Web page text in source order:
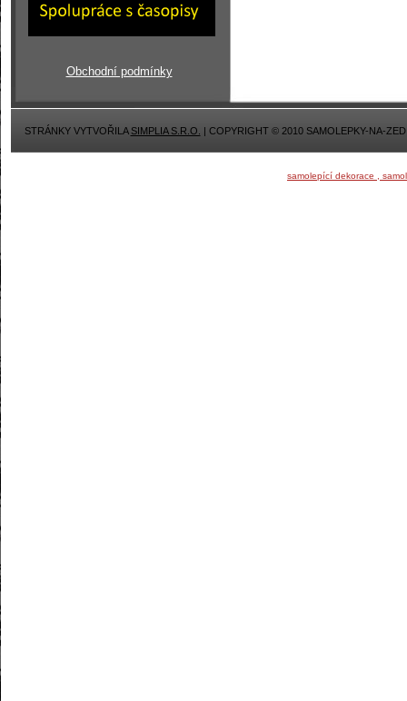
Obchodní podmínky
STRÁNKY VYTVOŘILASIMPLIA S.R.O. | COPYRIGHT © 2010 SAMOLEPKY-NA-
samolepící dekorace ,